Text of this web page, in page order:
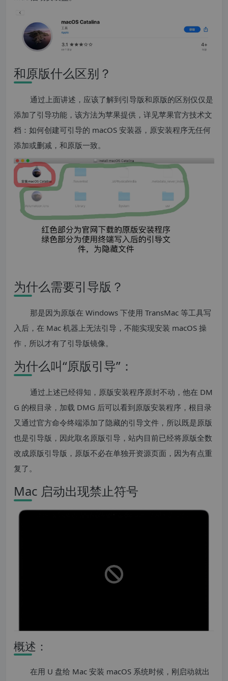
和原版什么区别？
通过上面讲述，应该了解到引导版和原版的区别仅仅是
添加了引导功能，该方法为苹果提供，详见苹果官方技术文
档：如何创建可引导的 macOS 安装器，原安装程序无任何
添加或删减，和原版一致。
为什么需要引导版？
那是因为原版在 Windows 下使用 TransMac 等工具写
入后，在 Mac 机器上无法引导，不能实现安装 macOS 操
作，所以才有了引导版镜像。
为什么叫“原版引导”：
通过上述已经得知，原版安装程序原封不动，他在 DM
G 的根目录，加载 DMG 后可以看到原版安装程序，根目录
又通过官方命令终端添加了隐藏的引导文件，所以既是原版
也是引导版，因此取名原版引导，站内目前已经将原版全数
改成原版引导版，原版不必在单独开资源页面，因为有点重
复了。
Mac 启动出现禁止符号
概述：
在用 U 盘给 Mac 安装 macOS 系统时候，刚启动就出